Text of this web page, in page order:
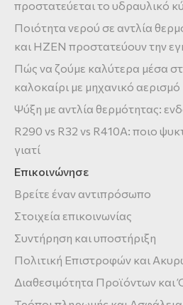
προστατεύεται το υδραυλικό
Ποιότητα νερού σε αντλία
και HZEN προστατεύουν την
Πώς να ζούμε καλύτερα μέσα
καλοκαίρι με μηχανικό αερισμό
Ψύξη με αντλία θερμότητας:
R290 vs R32 vs R410A: ποιο
γιατί
Επικοινώνησε
Βρείτε έναν αντιπρόσωπο
Στοιχεία επικοινωνίας
Συντήρηση και υποστήριξη
Πολιτική Επιστροφών και
Διαθεσιμότητα Προϊόντων